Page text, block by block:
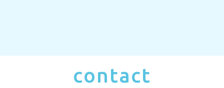
contact